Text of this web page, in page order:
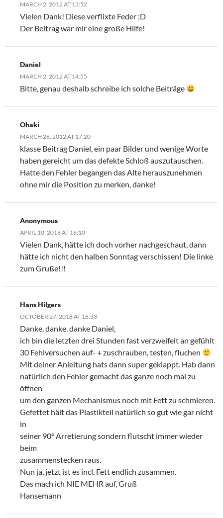
MARCH 2, 2012 AT 13:52
Vielen Dank! Diese verflixte Feder ;D
Der Beitrag war mir eine große Hilfe!
Daniel
MARCH 2, 2012 AT 14:55
Bitte, genau deshalb schreibe ich solche Beiträge
Ohaki
MARCH 26, 2012 AT 17:20
klasse Beitrag Daniel, ein paar Bilder und wenige Worte
haben gereicht um das defekte Schloß auszutauschen.
Hatte den Fehler begangen das Alte herauszunehmen
ohne mir die Position zu merken, danke!
Anonymous
APRIL 10, 2016 AT 16:10
Vielen Dank, hätte ich doch vorher nachgeschaut, dann
hätte ich nicht den halben Sonntag verschissen! Die linke
zum Gruße!!!
Hans Hilgers
OCTOBER 27, 2018 AT 16:33
Danke, danke, danke Daniel,
ich bin die letzten drei Stunden fast verzweifelt an gefühlt
30 Fehlversuchen auf- + zuschrauben, testen, fluchen
Mit deiner Anleitung hats dann super geklappt. Hab dann
natürlich den Fehler gemacht das ganze noch mal zu
öffnen
um den ganzen Mechanismus noch mit Fett zu schmieren.
Gefettet hält das Plastikteil natürlich so gut wie gar nicht
in
seiner 90° Arretierung sondern flutscht immer wieder
beim
zusammenstecken raus.
Nun ja, jetzt ist es incl. Fett endlich zusammen.
Das mach ich NIE MEHR auf, Gruß
Hansemann